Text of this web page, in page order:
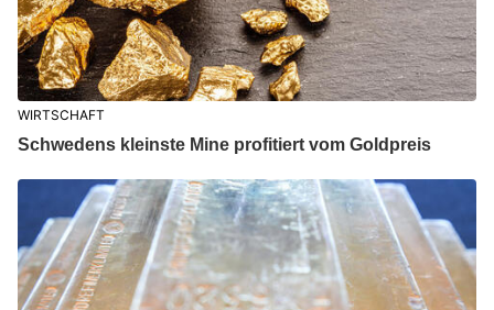
WIRTSCHAFT
Schwedens kleinste Mine profitiert vom Goldpreis